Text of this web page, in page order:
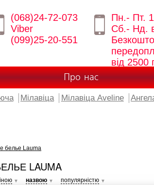
(068)24-72-073
Viber
(099)25-20-551
Пн.- Пт.
Сб.- Нд.
від 2500
Про нас
Мілавіца Мілавіца Aveline
белье Lauma
LAUMA
▼ назвою ▼ популярністю ▼